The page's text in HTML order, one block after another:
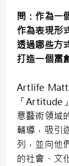
問：作為一
作為表現形
透過哪些方
打造一個富
Artlife
「Artitude
意藝術領域
輔導，吸引
列，並向他
的社會、文